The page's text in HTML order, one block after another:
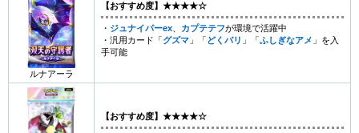
ルナアーラ
【おすすめ度】★★★★☆
・ ジュナイパーex カプテテフが環境で活躍中
・汎用カード「グズマ 」「どくバリ 」「ふしぎなアメ 」を入
手可能
【おすすめ度】★★★★☆